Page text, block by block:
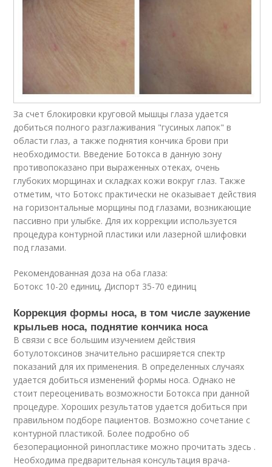
За счет блокировки круговой мышцы глаза удается
добиться полного разглаживания "гусиных лапок" в
области глаз, а также поднятия кончика брови при
необходимости. Введение Ботокса в данную зону
противопоказано при выраженных отеках, очень
глубоких морщинах и складках кожи вокруг глаз. Также
отметим, что Ботокс практически не оказывает действия
на горизонтальные морщины под глазами, возникающие
пассивно при улыбке. Для их коррекции используется
процедура контурной пластики или лазерной шлифовки
под глазами.
Рекомендованная доза на оба глаза:
Ботокс 10-20 единиц, Диспорт 35-70 единиц
Коррекция формы носа, в том числе заужение
крыльев носа, поднятие кончика носа
В связи с все большим изучением действия
ботулотоксинов значительно расширяется спектр
показаний для их применения. В определенных случаях
удается добиться изменений формы носа. Однако не
стоит переоценивать возможности Ботокса при данной
процедуре. Хороших результатов удается добиться при
правильном подборе пациентов. Возможно сочетание с
контурной пластикой. Более подробно об
безоперационной ринопластике можно прочитать здесь .
Необходима предварительная консультация врача-